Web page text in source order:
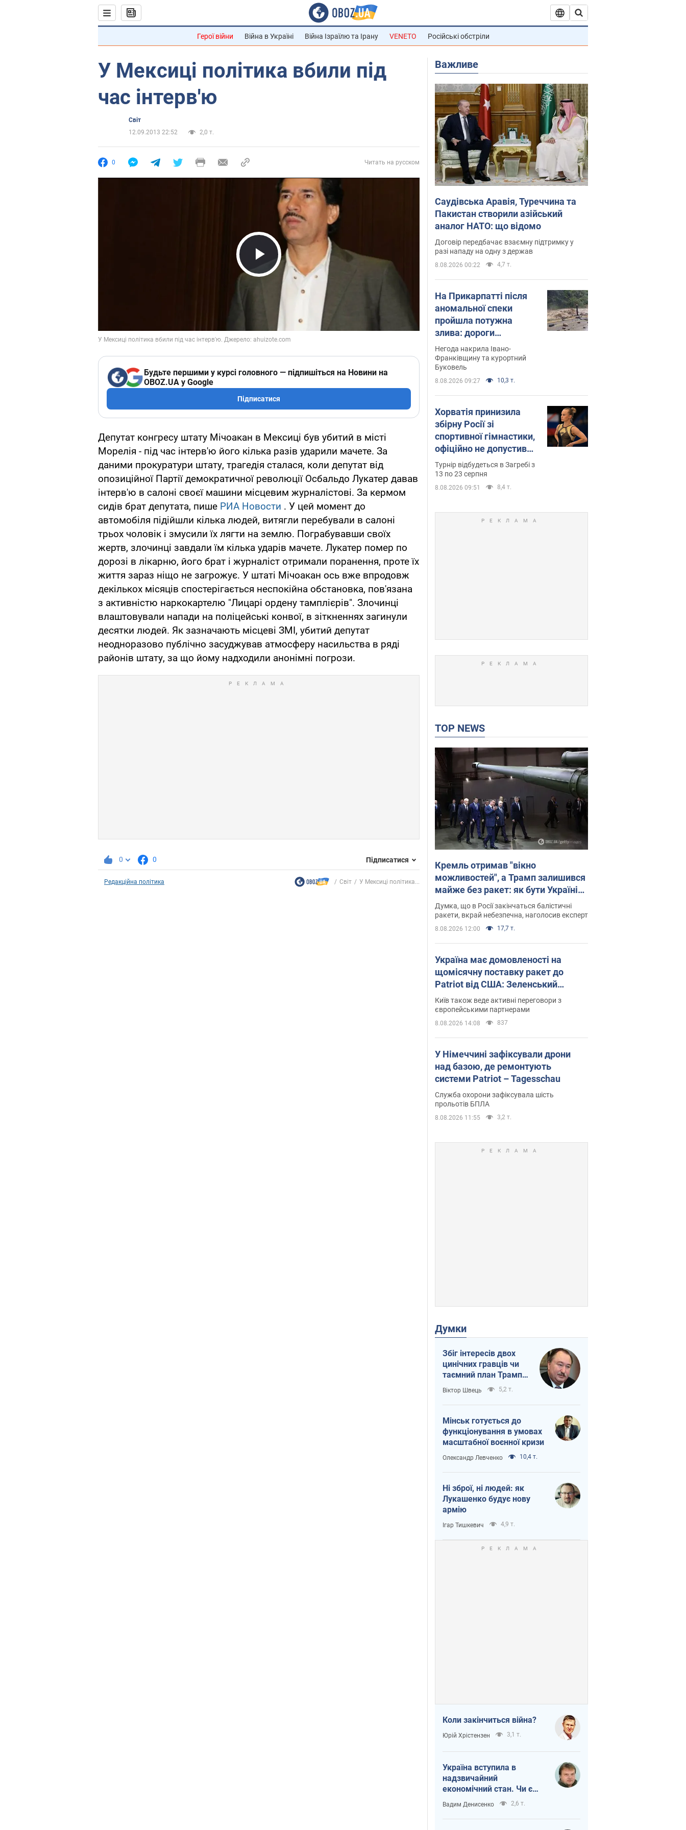
Герої війни Війна в Україні Війна Ізраїлю та Ірану VENETO Російські обстріли
У Мексиці політика вбили під
час інтерв'ю
Світ
12.09.2013 22:52
2,0 т.
0 Читать на русском
Play Video
Будьте першими у курсі головного — підпишіться на Новини на
OBOZ.UA у Google
Підписатися
Депутат конгресу штату Мічоакан в Мексиці був убитий в місті
Морелія - під час інтерв'ю його кілька разів ударили мачете. За
даними прокуратури штату, трагедія сталася, коли депутат від
опозиційної Партії демократичної революції Осбальдо Лукатер давав
інтерв'ю в салоні своєї машини місцевим журналістові. За кермом
сидів брат депутата, пише РИА Новости . У цей момент до
автомобіля підійшли кілька людей, витягли перебували в салоні
трьох чоловік і змусили їх лягти на землю. Пограбувавши своїх
жертв, злочинці завдали їм кілька ударів мачете. Лукатер помер по
дорозі в лікарню, його брат і журналіст отримали поранення, проте їх
життя зараз ніщо не загрожує. У штаті Мічоакан ось вже впродовж
декількох місяців спостерігається неспокійна обстановка, пов'язана
з активністю наркокартелю "Лицарі ордену тамплієрів". Злочинці
влаштовували напади на поліцейські конвої, в зіткненнях загинули
десятки людей. Як зазначають місцеві ЗМІ, убитий депутат
неодноразово публічно засуджував атмосферу насильства в ряді
районів штату, за що йому надходили анонімні погрози.
0 0 Підписатися
Редакційна політика Світ У Мексиці політика...
Важливе
Саудівська Аравія, Туреччина та
Пакистан створили азійський
аналог НАТО: що відомо
Договір передбачає взаємну підтримку у
разі нападу на одну з держав
8.08.2026 00:22 4,7 т.
На Прикарпатті після
аномальної спеки
пройшла потужна
злива: дороги
перетворились на
річки. Відео
Негода накрила Івано-
Франківщину та курортний
Буковель
8.08.2026 09:27 10,3 т.
Хорватія принизила
збірну Росії зі
спортивної гімнастики,
офіційно не допустивши
до чемпіонату Європи
основних спортсменів
Турнір відбудеться в Загребі з
13 по 23 серпня
8.08.2026 09:51 8,4 т.
TOP NEWS
Кремль отримав "вікно
можливостей", а Трамп залишився
майже без ракет: як бути Україні?
Інтерв’ю з Мельником
Думка, що в Росії закінчаться балістичні
ракети, вкрай небезпечна, наголосив експерт
8.08.2026 12:00 17,7 т.
Україна має домовленості на
щомісячну поставку ракет до
Patriot від США: Зеленський
розкрив подробиці
Київ також веде активні переговори з
європейськими партнерами
8.08.2026 14:08 837
У Німеччині зафіксували дрони
над базою, де ремонтують
системи Patriot – Tagesschau
Служба охорони зафіксувала шість
прольотів БПЛА
8.08.2026 11:55 3,2 т.
Думки
Збіг інтересів двох
цинічних гравців чи
таємний план Трампа
і Путіна?
Віктор Швець 5,2 т.
Мінськ готується до
функціонування в умовах
масштабної воєнної кризи
Олександр Левченко 10,4 т.
Ні зброї, ні людей: як
Лукашенко будує нову
армію
Ігар Тишкевич 4,9 т.
Коли закінчиться війна?
Юрій Хрістензен 3,1 т.
Україна вступила в
надзвичайний
економічний стан. Чи є
світло вкінці тунелю?
Вадим Денисенко 2,6 т.